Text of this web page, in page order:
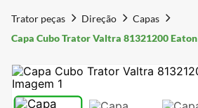
Trator peças Direção
Capas
Capa Cubo Trator Valtra 81321200 Eaton